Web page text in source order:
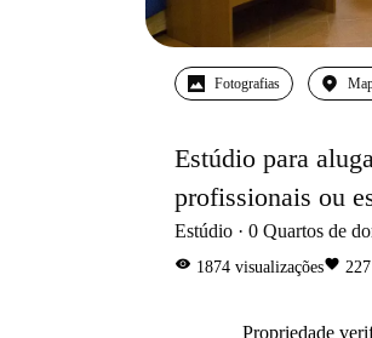
Fotografias
Estúdio para
profissionais ou
Estúdio 0 Quartos de
visibility 1874 visualizaçõesfavorite 227
propriedade